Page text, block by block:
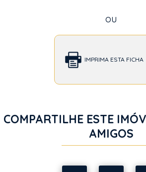
ou
IMPRIMA ESTA FICHA
COMPARTILHE ESTE
AMIGOS